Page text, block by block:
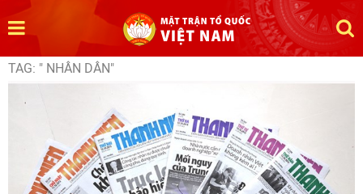
TAG: " NHÂN DÂN"